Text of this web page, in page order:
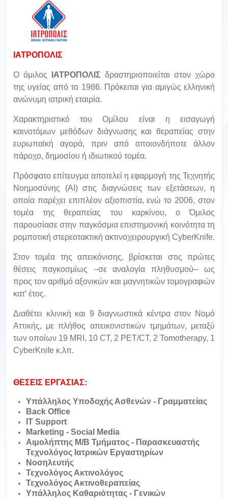
ΙΑΤΡΟΠΟΛΙΣ
Ο όμιλος ΙΑΤΡΟΠΟΛΙΣ δραστηριοποιείται στον χώρο
της υγείας από το 1986. Πρόκειται για αμιγώς ελληνική
ανώνυμη ιατρική εταιρία.
Χαρακτηριστικό του Ομίλου είναι η εισαγωγή
καινοτόμων μεθόδων διάγνωσης και θεραπείας στην
ευρωπαϊκή αγορά, πριν από οποιονδήποτε άλλον
πάροχο, δημοσίου ή ιδιωτικού τομέα.
Πρόσφατο επίτευγμα αποτελεί η εφαρμογή της Τεχνητής
Νοημοσύνης (ΑΙ) στις διαγνώσεις των εξετάσεων, η
οποία παρέχει επιπλέον αξιοπιστία, ενώ το 2006, στον
τομέα της θεραπείας του καρκίνου, ο Όμιλος
παρουσίασε στην παγκόσμια επιστημονική κοινότητα τη
ρομποτική στερεοτακτική ακτινοχειρουργική CyberKnife.
Στον τομέα της απεικόνισης, βρίσκεται στις πρώτες
θέσεις παγκοσμίως –σε αναλογία πληθυσμού– ως
προς τον αριθμό αξονικών και μαγνητικών τομογραφιών
κατ’ έτος.
Διαθέτει κλινική και 9 διαγνωστικά κέντρα στον Νομό
Αττικής, με πλήθος απεικονιστικών τμημάτων, μεταξύ
των οποίων 19 MRI, 10 CT, 2 PET/CT, 2 Tomotherapy, 1
CyberKnife κ.λπ.
ΘΕΣΕΙΣ ΕΡΓΑΣΙΑΣ:
Υπάλληλος Υποδοχής Ασθενών - Γραμματείας
Back Office
T Support
Marketing - Social Media
Αιμολήπτης Μ/Β Τμήματος - Παρασκευαστής
Τεχνολόγος Ιατρικών Εργαστηρίων
Νοσηλευτής
Τεχνολόγος Ακτινολόγος
Τεχνολόγος Ακτινοθεραπείας
Υπάλληλος Καθαριότητας - Γενικών